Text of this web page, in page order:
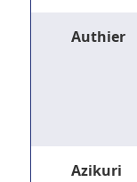
Authier
Azikuri